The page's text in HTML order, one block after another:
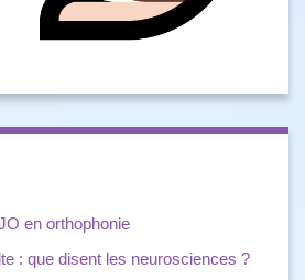
en orthophonie
: que disent les neurosciences ?